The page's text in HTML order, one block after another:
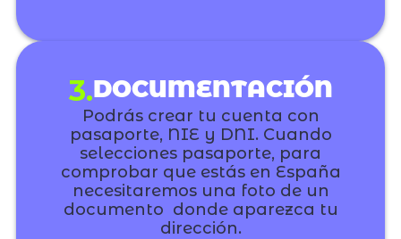
3.DOCUMENTACIÓN
Podrás crear tu cuenta con
pasaporte, NIE y DNI. Cuando
selecciones pasaporte, para
comprobar que estás en España
necesitaremos una foto de un
documento donde aparezca tu
dirección.